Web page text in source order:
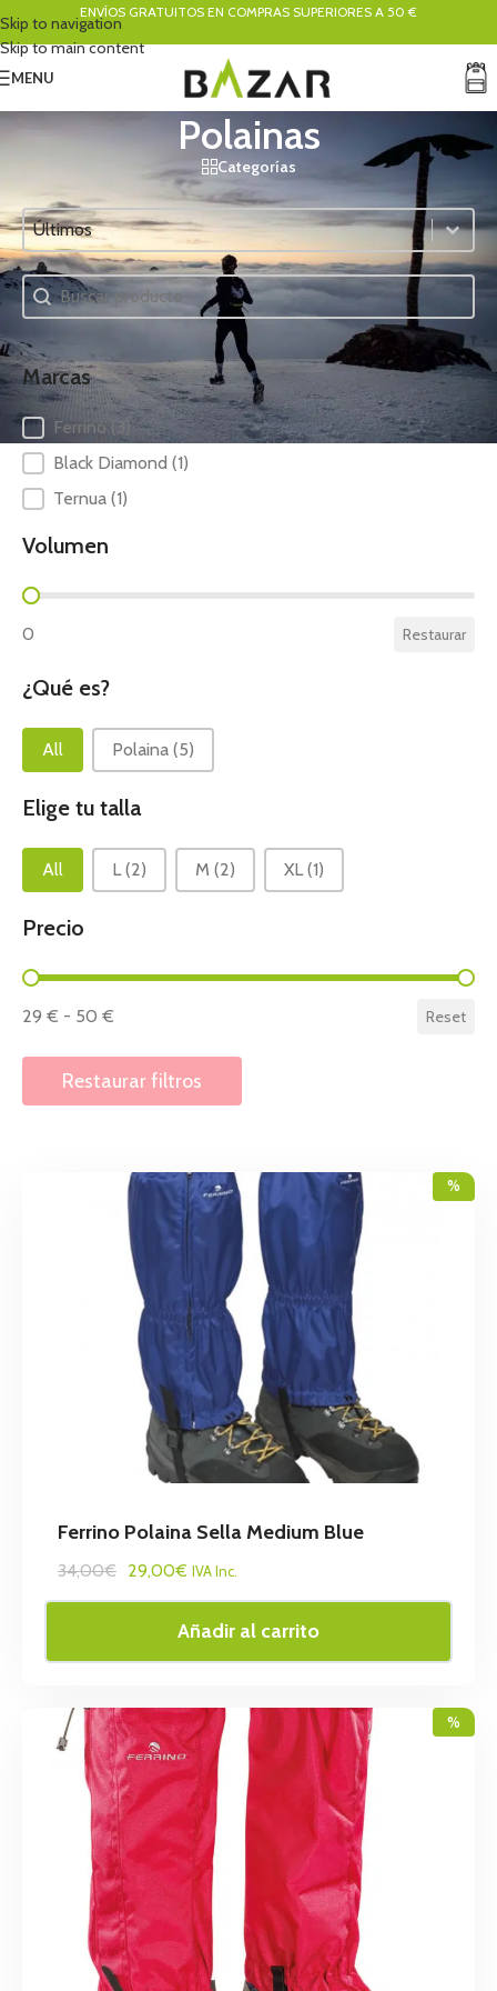
Skip to navigation
Skip to main content
ENVÍOS GRATUITOS EN COMPRAS SUPERIORES A 50 €
MENU
Polainas
Categorías
Ordenar
Sort content
Buscador
Search content
Marcas
Marcas
Ferrino (3)
Black Diamond (1)
Ternua (1)
Volumen
Volumen
0 Restaurar
¿Qué es?
¿Qué es?
All Polaina (5)
Elige tu talla
Elige tu talla
All L(2) M (2) XL(1)
Precio
Precio
29 € - 50 € Reset
Restaurar filtros
%
Ferrino Polaina Sella Medium Blue
34,00€ 29,00€ IVA Inc.
Añadir al carrito
%